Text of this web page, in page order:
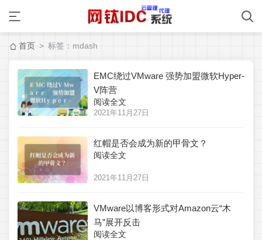
首页 > 标签：mdash
EMC绕过VMware 强势加盟微软Hyper-
V阵营
阅读全文
2021年11月27日
红帽是否会成为新的甲骨文？
阅读全文
2021年11月27日
VMware以博客形式对Amazon云“木
马”展开反击
阅读全文